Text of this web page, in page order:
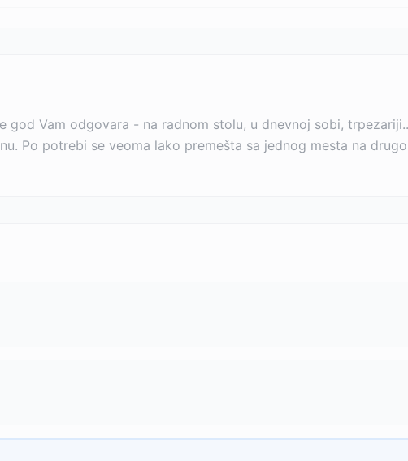
Vam odgovara - na radnom stolu, u dnevnoj sobi,
Po potrebi se veoma lako premešta sa jednog mesta na